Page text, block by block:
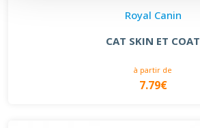
Royal Canin
CAT SKIN ET COAT
à partir de
7.79€